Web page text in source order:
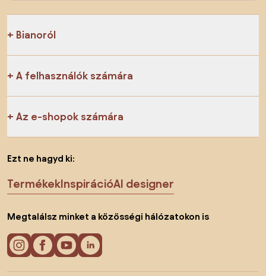
Bianoról
A felhasználók számára
Az e-shopok számára
Ezt ne hagyd ki:
TermékekInspirációAI designer
Megtalálsz minket a közösségi hálózatokon is